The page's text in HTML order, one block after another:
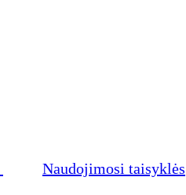
Naudojimosi taisyklės